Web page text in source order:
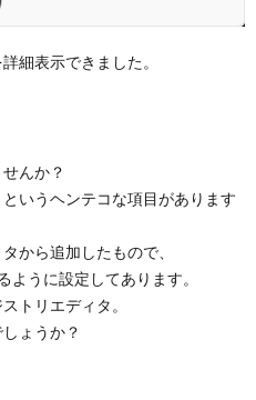
細表示できました。
んか？
いうヘンテコな項目があります
から追加したもので、
ように設定してあります。
トリエディタ。
ょうか？